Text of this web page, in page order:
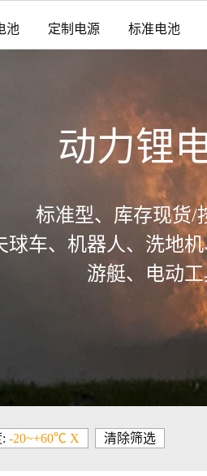
池 定制电源 标准电池
动力锂
标准型、库存现货/
球车、机器人、洗地
游艇、电动
-20~+60℃ X 清除筛选